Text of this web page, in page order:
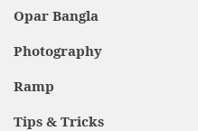
Opar Bangla
Photography
Ramp
Tips & Tricks